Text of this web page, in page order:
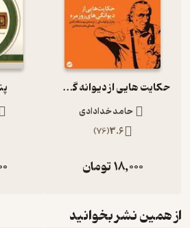
حکایت هایی از دیوانه گی روزمره
حامد خدادادی
3.6
(
76
)
18,000تومان
از همین نشر بخوانید